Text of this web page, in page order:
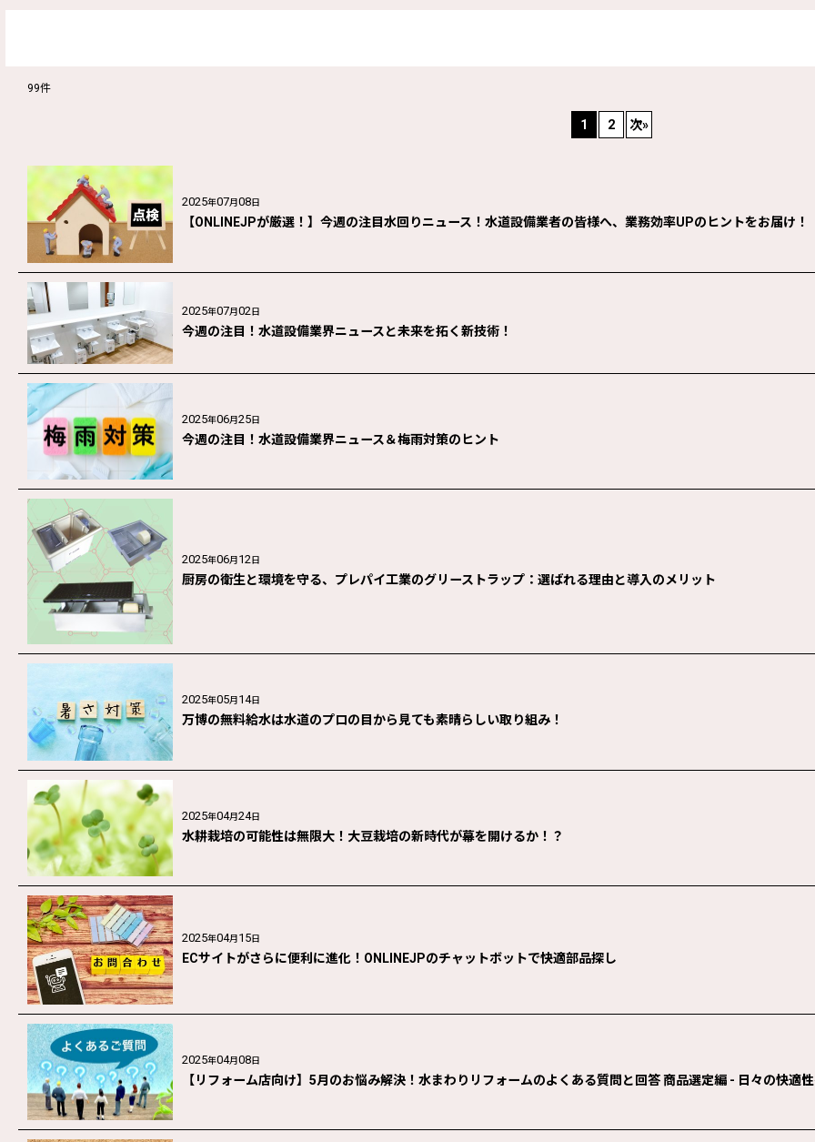
カテゴリ:
絞り込む
99件
1 2 次»
2025年07月08日
【ONLINEJPが厳選！】今週の注目水回りニュース！水道設備業者の皆様へ、業務効率UPのヒントをお届け！
2025年07月02 日
今週の注目！水道設備業界ニュースと未来を拓く新技術！
2025年06月25日
今週の注目！水道設備業界ニュース＆梅雨対策のヒント
2025年06月 12日
厨房の衛生と環境を守る、プレパイ工業のグリーストラップ：選ばれる理由と導入のメリット
2025年05月 14日
万博の無料給水は水道のプロの目から見ても素晴らしい取り組み！
2025年04月24日
水耕栽培の可能性は無限大！大豆栽培の新時代が幕を開けるか！？
2025年04月 15日
ECサイトがさらに便利に進化！ONLINEJPのチャットボットで快適部品探し
2025年04月08日
【リフォーム店向け】5月のお悩み解決！水まわりリフォームのよくある質問と回答 商品選定編 - 日々の快適性